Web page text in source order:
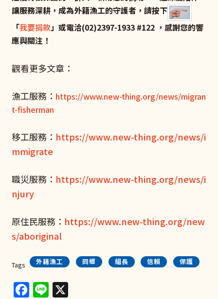
讓服務深耕，成為外籍漁工的守護者，請按下
「我要捐款」或電洽(02)2397-1933 #122 ，感謝您的響
應與關注！
觀看更多文章：
漁工服務： https://www.new-thing.org/news/migran
t-fisherman
移工服務： https://www.new-thing.org/news/i
mmigrate
職災服務： https://www.new-thing.org/news/i
njury
原住民服務： https://www.new-thing.org/new
s/aboriginal
Tags 外籍漁工 同鄉 組長 信賴 保護
Facebook
Line